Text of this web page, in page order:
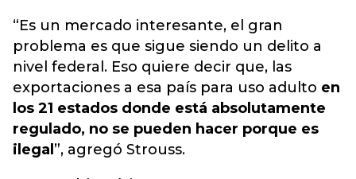
“Es un mercado interesante, el gran
problema es que sigue siendo un delito a
nivel federal. Eso quiere decir que, las
exportaciones a esa país para uso adulto en
los 21 estados donde está absolutamente
regulado, no se pueden hacer porque es
ilegal ”, agregó Strouss.